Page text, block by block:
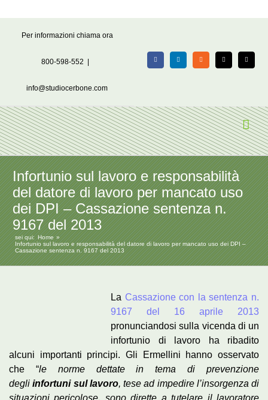
Per informazioni chiama ora
800-598-552
info@studiocerbone.com
FacebookLinkedIn Rss X Email
Infortunio sul lavoro e responsabilità
del datore di lavoro per mancato uso
dei DPI – Cassazione sentenza n.
9167 del 2013
sei qui: Home
Infortunio sul lavoro e responsabilità del datore di lavoro per mancato uso dei DPI –
Cassazione sentenza n. 9167 del 2013
La Cassazione con la sentenza n.
9167 del 16 aprile 2013
pronunciandosi sulla vicenda di un
infortunio di lavoro ha ribadito
alcuni importanti principi. Gli Ermellini hanno osservato
che “le norme dettate in tema di prevenzione
degliinfortuni sul lavoro, tese ad impedire l’insorgenza di